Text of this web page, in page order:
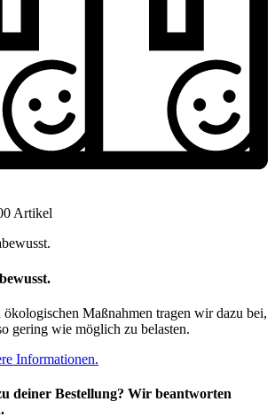
Artikel
Maßnahmen tragen wir dazu bei,
gering wie möglich zu belasten.
Informationen.
deiner Bestellung? Wir beantworten